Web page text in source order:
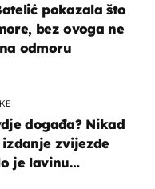
pokazala što
bez ovoga ne
odmoru
događa? Nikad
zvijezde
je lavinu